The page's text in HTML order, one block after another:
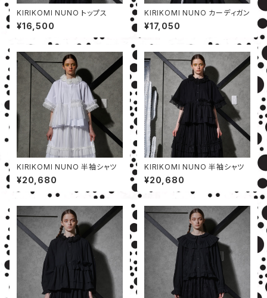
KIRIKOMI NUNO トップス
¥16,500
KIRIKOMI NUNO カーディガン
¥17,050
KIRIKOMI NUNO 半袖シャツ
¥20,680
KIRIKOMI NUNO 半袖シャツ
¥20,680